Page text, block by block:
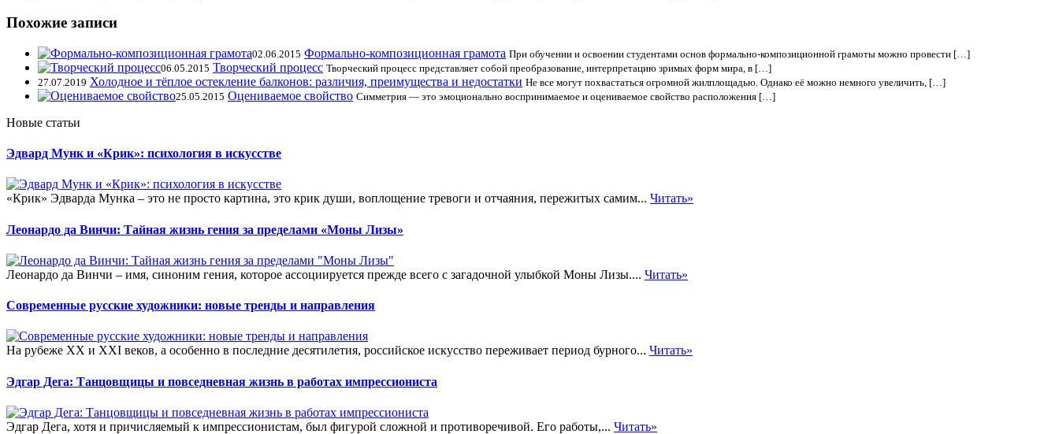
Похожие записи
02.06.2015 Формально-композиционная грамота При обучении и освоении студентами основ формально-композиционной грамоты можно провести […]
06.05.2015 Творческий процесс Творческий процесс представляет собой преобразование, интерпретацию зримых форм мира, в […]
27.07.2019 Холодное и тёплое остекление балконов: различия, преимущества и недостатки Не все могут похвастаться огромной жилплощадью. Однако её можно немного увеличить, […]
25.05.2015 Оцениваемое свойство Симметрия — это эмоционально воспринимаемое и оцениваемое свойство расположения […]
Новые статьи
Эдвард Мунк и «Крик»: психология в искусстве
«Крик» Эдварда Мунка – это не просто картина, это крик души, воплощение тревоги и отчаяния, пережитых самим... Читать»
Леонардо да Винчи: Тайная жизнь гения за пределами «Моны Лизы»
Леонардо да Винчи – имя, синоним гения, которое ассоциируется прежде всего с загадочной улыбкой Моны Лизы.... Читать»
Современные русские художники: новые тренды и направления
На рубеже XX и XXI веков, а особенно в последние десятилетия, российское искусство переживает период бурного... Читать»
Эдгар Дега: Танцовщицы и повседневная жизнь в работах импрессиониста
Эдгар Дега, хотя и причисляемый к импрессионистам, был фигурой сложной и противоречивой. Его работы,... Читать»